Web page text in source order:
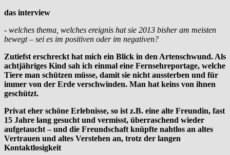
das interview
- welches thema, welches ereignis hat sie 2013 bisher am meisten
bewegt – sei es im positiven oder im negativen?
Zutiefst erschreckt hat mich ein Blick in den Artenschwund. Als
achtjähriges Kind sah ich einmal eine Fernsehreportage, welche
Tiere man schützen müsse, damit sie nicht aussterben und für
immer von der Erde verschwinden. Man hat keins von ihnen
geschützt.
Privat eher schöne Erlebnisse, so ist z.B. eine alte Freundin, fast
15 Jahre lang gesucht und vermisst, überraschend wieder
aufgetaucht – und die Freundschaft knüpfte nahtlos an altes
Vertrauen und altes Verstehen an, trotz der langen
Kontaktlosigkeit